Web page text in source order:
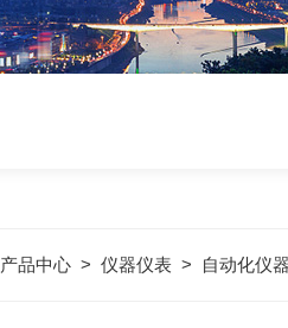
产品中心> 仪器仪表> 自动化仪